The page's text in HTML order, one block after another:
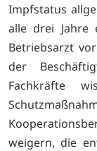
Impfstatus
alle drei Jahre
Betriebsarzt
der
Fachkräfte
weigern, die